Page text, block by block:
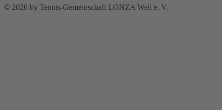
© 2026 by Tennis-Gemeinschaft LONZA Weil e. V.